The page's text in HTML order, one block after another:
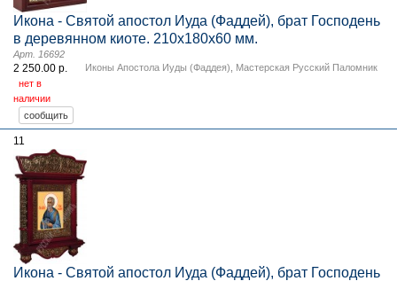
Икона - Святой апостол Иуда (Фаддей), брат Господень
в деревянном киоте. 210х180х60 мм.
Иконы Апостола Иуды (Фаддея) Мастерская Русский Паломник
Арт. 16692
2 250.00 р.
нет в
наличии
11
Икона - Святой апостол Иуда (Фаддей), брат Господень